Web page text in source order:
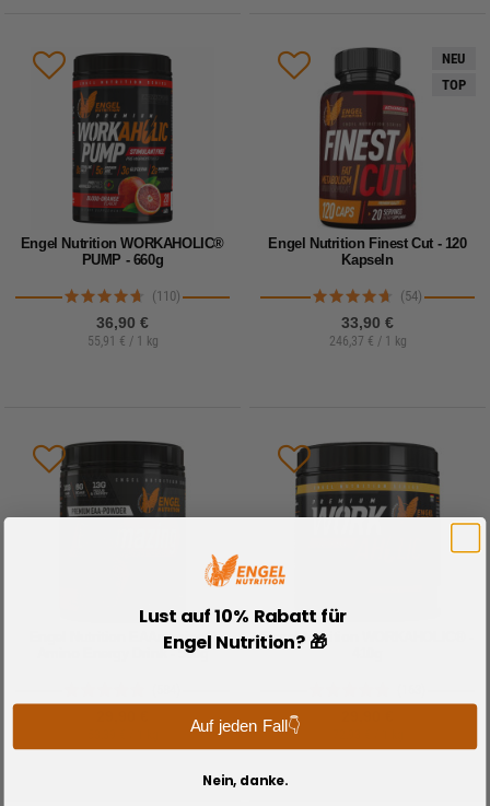
Engel Nutrition WORKAHOLIC®
PUMP - 660g
(110)
36,90 €
55,91 € / 1 kg
NEU
TOP
Engel Nutrition Finest Cut - 120
Kapseln
(54)
33,90 €
246,37 € / 1 kg
Engel Nutrition EAAmazing®
Amino Energy Drink - 560g
Engel Nutrition WORKAHOLIC® -
Lust auf 10% Rabatt für
Engel Nutrition? 🎁
Auf jeden Fall👇
Nein, danke.